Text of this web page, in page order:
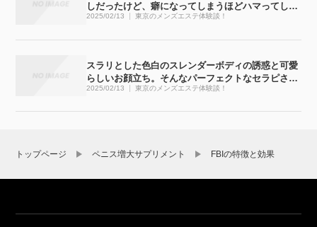
しだったけど、癖になってしまうほどハマってしま
いました
2025/02/13 東京のメンズエステ体験談！
スラリとした色白のスレンダーボディの誘惑と可愛
らしいお顔立ち。そんなパーフェクトなセラピさん
と濃密な時間が過ごせてしまいました
2025/02/13 東京のメンズエステ体験談！
トップページ ペニス増大サプリメント FBIの特徴と効果